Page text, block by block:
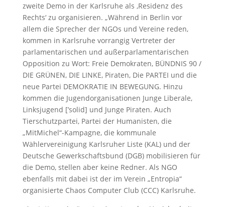
zweite Demo in der Karlsruhe als ‚Residenz des
Rechts‘ zu organisieren. „Während in Berlin vor
allem die Sprecher der NGOs und Vereine reden,
kommen in Karlsruhe vorrangig Vertreter der
parlamentarischen und außerparlamentarischen
Opposition zu Wort: Freie Demokraten, BÜNDNIS 90 /
DIE GRÜNEN, DIE LINKE, Piraten, Die PARTEI und die
neue Partei DEMOKRATIE IN BEWEGUNG. Hinzu
kommen die Jugendorganisationen Junge Liberale,
Linksjugend [’solid] und Junge Piraten. Auch
Tierschutzpartei, Partei der Humanisten, die
„MitMichel“-Kampagne, die kommunale
Wählervereinigung Karlsruher Liste (KAL) und der
Deutsche Gewerkschaftsbund (DGB) mobilisieren für
die Demo, stellen aber keine Redner. Als NGO
ebenfalls mit dabei ist der im Verein „Entropia“
organisierte Chaos Computer Club (CCC) Karlsruhe.